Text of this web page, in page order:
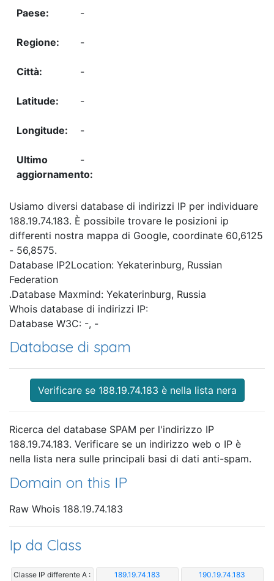
-
-
-
-
-
-
Usiamo diversi database di indirizzi IP per individuare
188.19.74.183. È possibile trovare le posizioni ip
differenti nostra mappa di Google, coordinate 60,6125
- 56,8575.
Database IP2Location: Yekaterinburg, Russian
Federation
.Database Maxmind: Yekaterinburg, Russia
Whois database di indirizzi IP:
Database W3C: -, -
Database di spam
Verificare se 188.19.74.183 è nella lista nera
Ricerca del database SPAM per l'indirizzo IP
188.19.74.183. Verificare se un indirizzo web o IP è
nella lista nera sulle principali basi di dati anti-spam.
Domain on this IP
Raw Whois 188.19.74.183
Ip da Class
Classe IP differente A : 189.19.74.183 190.19.74.183